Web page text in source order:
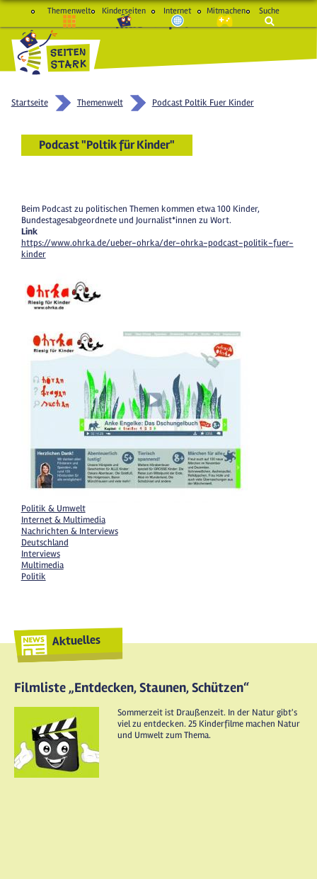
Themenwelt Kinderseiten Internet Mitmachen Suche
macht Spaß und schlau
Startseite Themenwelt Podcast Poltik Fuer Kinder
Podcast "Poltik für Kinder"
Beim Podcast zu politischen Themen kommen etwa 100 Kinder,
Bundestagesabgeordnete und Journalist*innen zu Wort.
Link
https://www.ohrka.de/ueber-ohrka/der-ohrka-podcast-politik-fuer-
kinder
Politik & Umwelt
Internet & Multimedia
Nachrichten & Interviews
Deutschland
Interviews
Multimedia
Politik
Aktuelles
Filmliste „Entdecken, Staunen, Schützen“
Sommerzeit ist Draußenzeit. In der Natur gibt's
viel zu entdecken. 25 Kinderfilme machen Natur
und Umwelt zum Thema.